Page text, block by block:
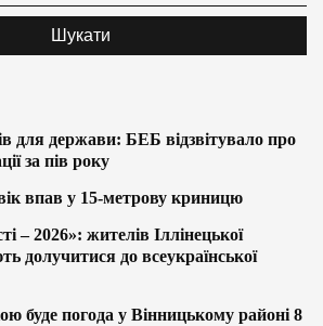
для держави: БЕБ відзвітувало про
за пів року
впав у 15-метрову криницю
– 2026»: жителів Іллінецької
долучитися до всеукраїнської
буде погода у Вінницькому районі 8